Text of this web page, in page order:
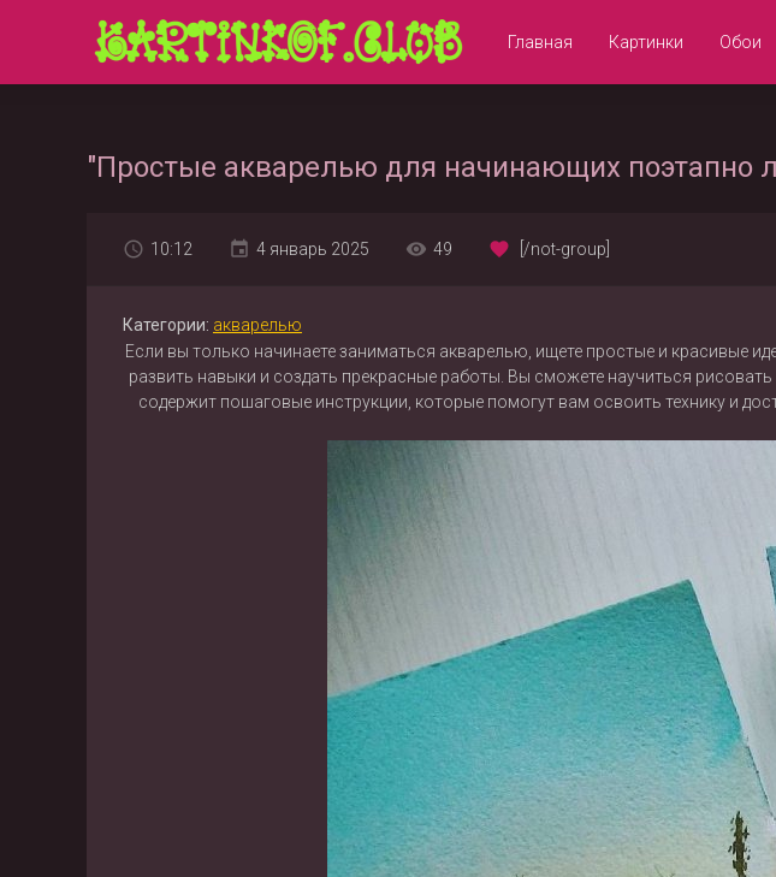
Главная Картинки Обои
"Простые акварелью для начинающих поэтапно
10:12 4 январь 2025 49 [/not-group]
Категории: акварелью
Если вы только начинаете заниматься акварелью, ищете простые и красивые
развить навыки и создать прекрасные работы. Вы сможете научиться
содержит пошаговые инструкции, которые помогут вам освоить технику и